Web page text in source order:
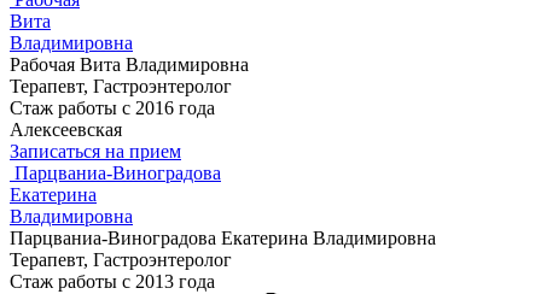
Вита
Владимировна
Рабочая Вита Владимировна
Терапевт, Гастроэнтеролог
Стаж работы с 2016 года
Алексеевская
Записаться на прием
Парцваниа-Виноградова
Екатерина
Владимировна
Парцваниа-Виноградова Екатерина Владимировна
Терапевт, Гастроэнтеролог
Стаж работы с 2013 года